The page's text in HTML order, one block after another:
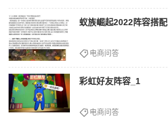
蚁族崛起2022阵容搭配
电商问答
彩虹好友阵容_1
电商问答